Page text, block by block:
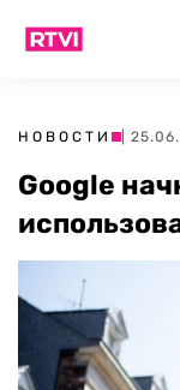
НОВОСТИ |
Google